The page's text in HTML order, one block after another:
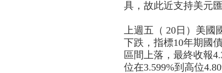
具，故此近支持美元
上週五（ 20日）美
下跌，指標10年期國
區間上落，最終收報
位在3.599%到高位